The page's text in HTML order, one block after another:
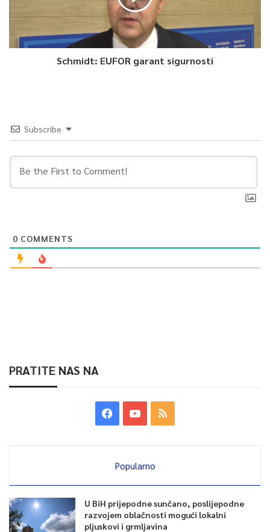
Schmidt: EUFOR garant sigurnosti
Subscribe
0 COMMENTS
PRATITE NAS NA
Popularno
U BiH prijepodne sunčano, poslijepodne
razvojem oblačnosti mogući lokalni
pljuskovi i grmljavina